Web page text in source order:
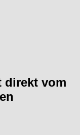
direkt vom